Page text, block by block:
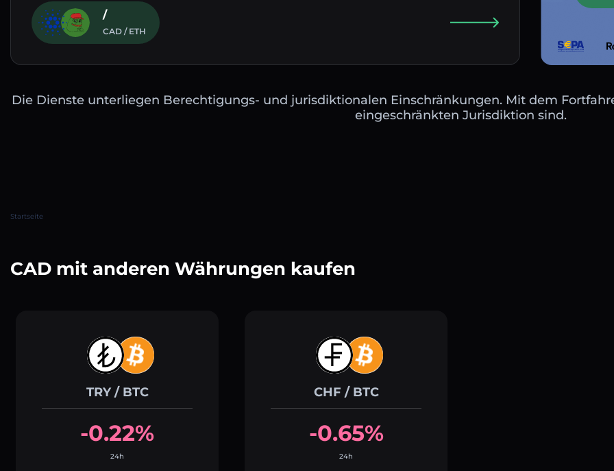
/
CAD / ETH
Die Dienste unterliegen Berechtigungs- und jurisdiktionalen Einschränkungen. Mit dem
eingeschränkten Jurisdiktion sind.
Startseite
CAD mit anderen Währungen kaufen
TRY / BTC
-0.22%
24h
CHF / BTC
-0.65%
24h